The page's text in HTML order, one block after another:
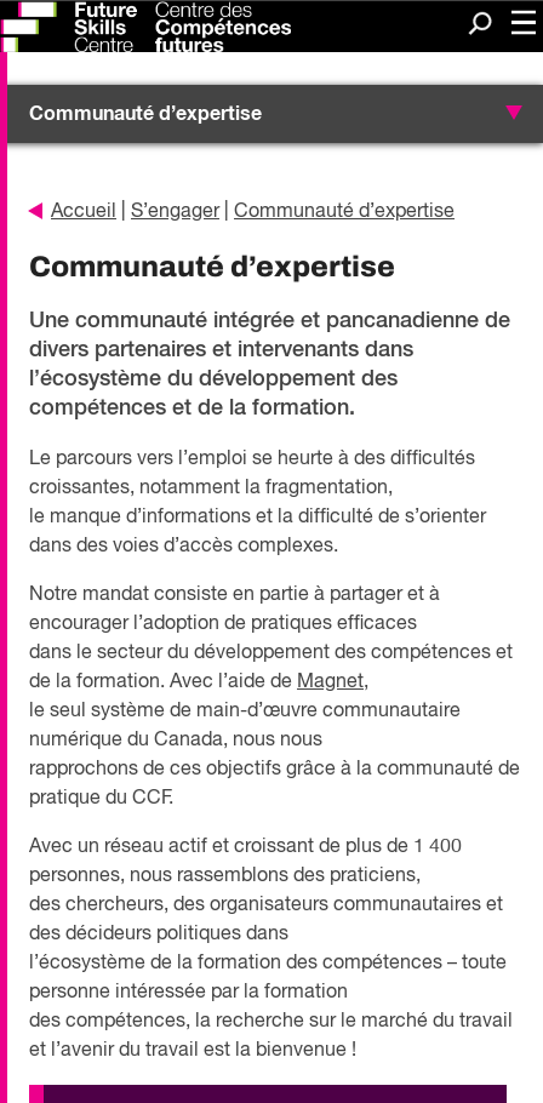
Accueil S’engager| Communauté d’expertise
Communauté d’expertise
Communauté d’expertise
Une communauté intégrée et pancanadienne de
divers partenaires et intervenants dans
l’écosystème du développement des
compétences et de la formation.
Le parcours vers l’emploi se heurte à des difficultés
croissantes, notamment la fragmentation,
le manque d’informations et la difficulté de s’orienter
dans des voies d’accès complexes.
Notre mandat consiste en partie à partager et à
encourager l’adoption de pratiques efficaces
dans le secteur du développement des compétences et
de la formation. Avec l’aide de Magnet,
le seul système de main-d’œuvre communautaire
numérique du Canada, nous nous
rapprochons de ces objectifs grâce à la communauté de
pratique du CCF.
Avec un réseau actif et croissant de plus de 1 400
personnes, nous rassemblons des praticiens,
des chercheurs, des organisateurs communautaires et
des décideurs politiques dans
l’écosystème de la formation des compétences – toute
personne intéressée par la formation
des compétences, la recherche sur le marché du travail
et l’avenir du travail est la bienvenue !